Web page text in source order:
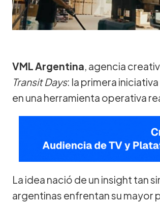
VML Argentina, agencia
Transit Days: la primera
en una herramienta operativa
La idea nació de un insight tan
argentinas enfrentan su